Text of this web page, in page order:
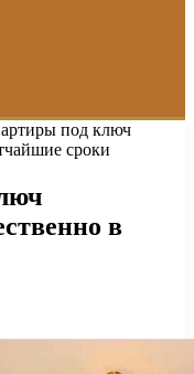
под ключ
сроки
в